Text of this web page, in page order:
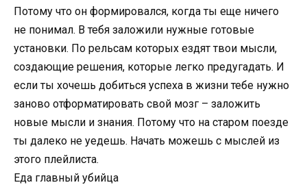
Потому что он формировался, когда ты еще ничего
не понимал. В тебя заложили нужные готовые
установки. По рельсам которых ездят твои мысли,
создающие решения, которые легко предугадать. И
если ты хочешь добиться успеха в жизни тебе нужно
заново отформатировать свой мозг – заложить
новые мысли и знания. Потому что на старом поезде
ты далеко не уедешь. Начать можешь с мыслей из
этого плейлиста.
Еда главный убийца